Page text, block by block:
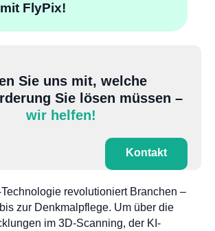
mit FlyPix!
Sie uns mit, welche
Sie lösen müssen –
wir helfen!
Kontakt
revolutioniert Branchen –
zur Denkmalpflege. Um über die
im 3D-Scanning, der KI-